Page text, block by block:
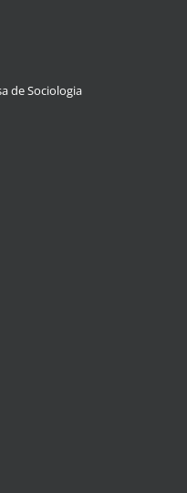
de Sociologia